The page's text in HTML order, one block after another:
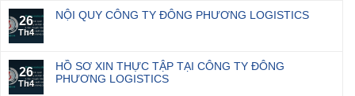
26
Th4
NỘI QUY CÔNG TY ĐÔNG PHƯƠNG LOGISTICS
26
Th4
HỒ SƠ XIN THỰC TẬP TẠI CÔNG TY ĐÔNG
PHƯƠNG LOGISTICS